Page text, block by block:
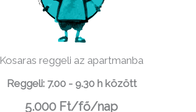
Kosaras reggeli az apartmanba
Reggeli: 7.00 - 9.30 h között
5.000 Ft/fő/nap